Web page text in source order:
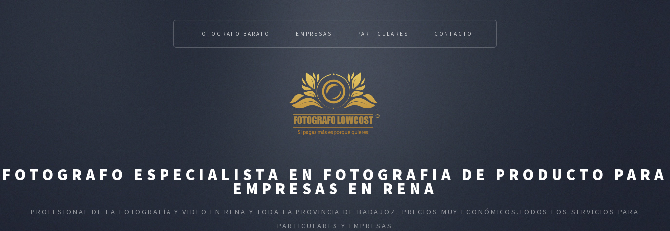
FOTOGRAFO ESPECIALISTA EN FOTOGRAFIA DE PRODUCTO PARA
EMPRESAS EN RENA
PROFESIONAL DE LA FOTOGRAFÍA Y VIDEO EN RENA Y TODA LA PROVINCIA DE BADAJOZ. PRECIOS MUY ECONÓMICOS.TODOS LOS SERVICIOS PARA
PARTICULARES Y EMPRESAS
FOTOGRAFO BARATO EMPRESAS PARTICULARES CONTACTO